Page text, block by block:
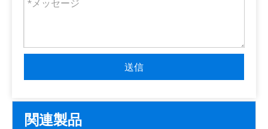
送信
関連製品